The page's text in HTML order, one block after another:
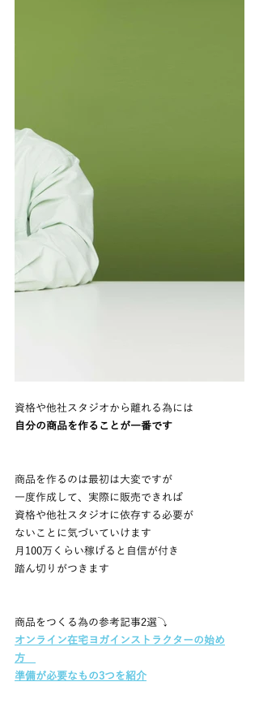
資格や他社スタジオから離れる為には
自分の商品を作ることが一番です
商品を作るのは最初は大変ですが
一度作成して、実際に販売できれば
資格や他社スタジオに依存する必要が
ないことに気づいていけます
月100万くらい稼げると自信が付き
踏ん切りがつきます
商品をつくる為の参考記事2選⤵
オンライン在宅ヨガインストラクターの始め
方
準備が必要なもの3つを紹介